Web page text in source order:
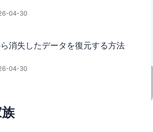
04-30
消失したデータを復元する方法
04-30